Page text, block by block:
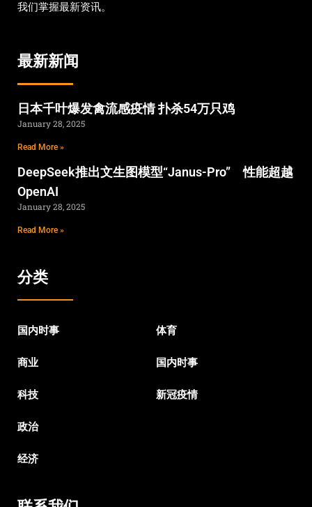
我们掌握最新资讯。
最新新闻
日本千叶爆发禽流感疫情 扑杀54万只鸡
January 28, 2025
Read More »
DeepSeek推出文生图模型“Janus-Pro” 性能超越
OpenAI
January 28, 2025
Read More »
分类
国内时事
商业
科技
政治
经济
体育
国内时事
新冠疫情